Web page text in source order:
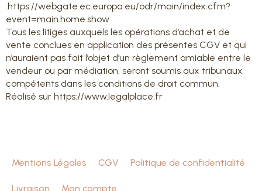
:https://webgate.ec.europa.eu/odr/main/index.cfm?
event=main.home.show
Tous les litiges auxquels les opérations d’achat et de
vente conclues en application des présentes CGV et qui
n’auraient pas fait l’objet d’un règlement amiable entre le
vendeur ou par médiation, seront soumis aux tribunaux
compétents dans les conditions de droit commun.
Réalisé sur https://www.legalplace.fr
Mentions Légales CGV Politique de confidentialité
Livraison Mon compte